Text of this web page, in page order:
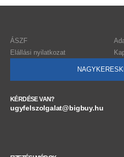
ÁSZF
Elállási nyilatkozat
KÉRDÉSE VAN?
ugyfelszolgalat@bigbuy.hu